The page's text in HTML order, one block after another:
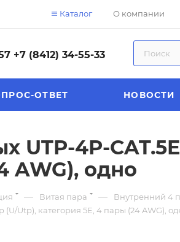
Каталог О компании
+7 (8412) 34-55-33
ОТВЕТ НОВОСТИ
4P-
AWG), одно
— Витая пара — Внутренний 4
Utp), категория 5E, 4 пары (24 AWG),